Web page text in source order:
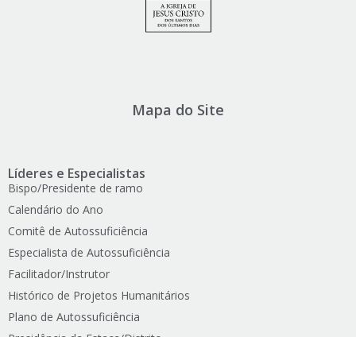
Mapa do Site
Líderes e Especialistas
Bispo/Presidente de ramo
Calendário do Ano
Comitê de Autossuficiência
Especialista de Autossuficiência
Facilitador/Instrutor
Histórico de Projetos Humanitários
Plano de Autossuficiência